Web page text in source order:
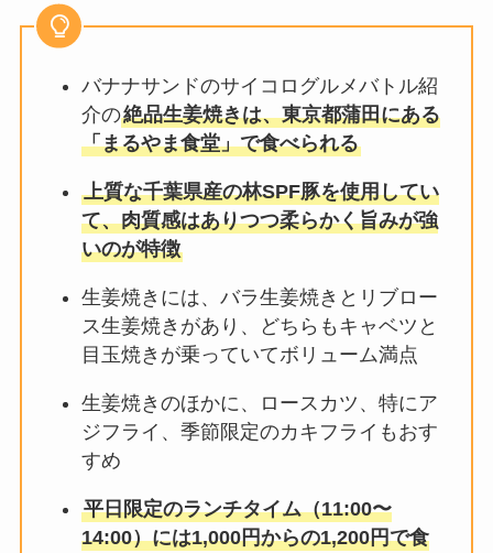
バナナサンドのサイコログルメバトル紹
介の絶品生姜焼きは、東京都蒲田にある
「まるやま食堂」で食べられる
上質な千葉県産の林SPF豚を使用してい
て、肉質感はありつつ柔らかく旨みが強
いのが特徴
生姜焼きには、バラ生姜焼きとリブロー
ス生姜焼きがあり、どちらもキャベツと
目玉焼きが乗っていてボリューム満点
生姜焼きのほかに、ロースカツ、特にア
ジフライ、季節限定のカキフライもおす
すめ
平日限定のランチタイム（11:00〜
14:00）には1,000円からの1,200円で食